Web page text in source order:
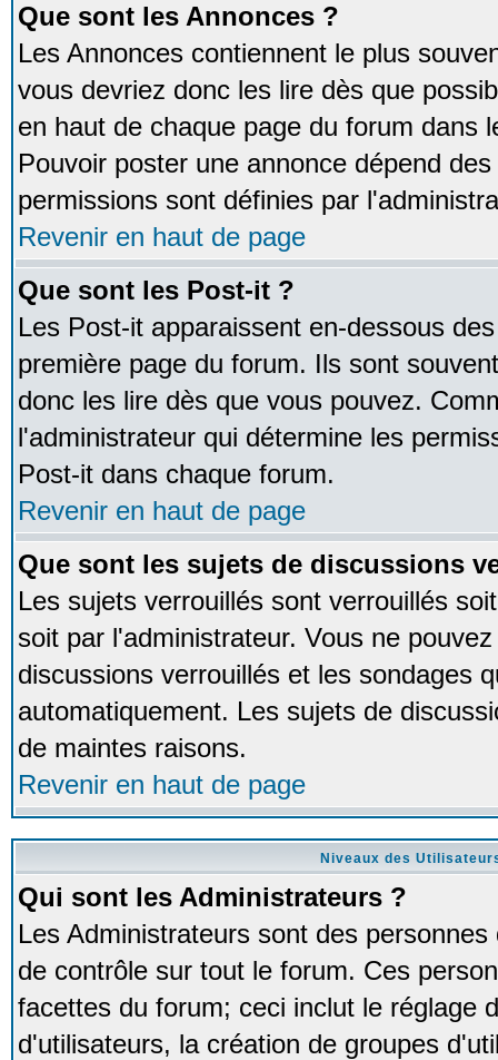
Que sont les Annonces ?
Les Annonces contiennent le plus
vous devriez donc les lire dès que
en haut de chaque page du forum dans
Pouvoir poster une annonce dépend
permissions sont définies par
Revenir en haut de page
Que sont les Post-it ?
Les Post-it apparaissent en-dessous
première page du forum. Ils sont
donc les lire dès que vous pouvez.
l'administrateur qui détermine les
Post-it dans chaque forum.
Revenir en haut de page
Que sont les sujets de discussions
Les sujets verrouillés sont verrouillés
soit par l'administrateur. Vous ne
discussions verrouillés et les sondages
automatiquement. Les sujets de
de maintes raisons.
Revenir en haut de page
Niveaux des
Qui sont les Administrateurs ?
Les Administrateurs sont des
de contrôle sur tout le forum. Ces
facettes du forum; ceci inclut le réglage
d'utilisateurs, la création de groupes